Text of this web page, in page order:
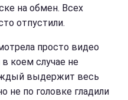
на обмен. Всех
отпустили.
просто видео
коем случае не
выдержит весь
не по головке гладили